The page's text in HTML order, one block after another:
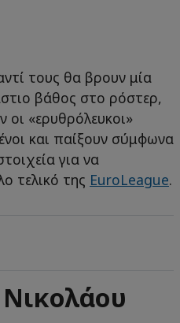
τους θα βρουν μία
βάθος στο ρόστερ,
«ερυθρόλευκοι»
και παίξουν σύμφωνα
για να
τελικό της EuroLeague.